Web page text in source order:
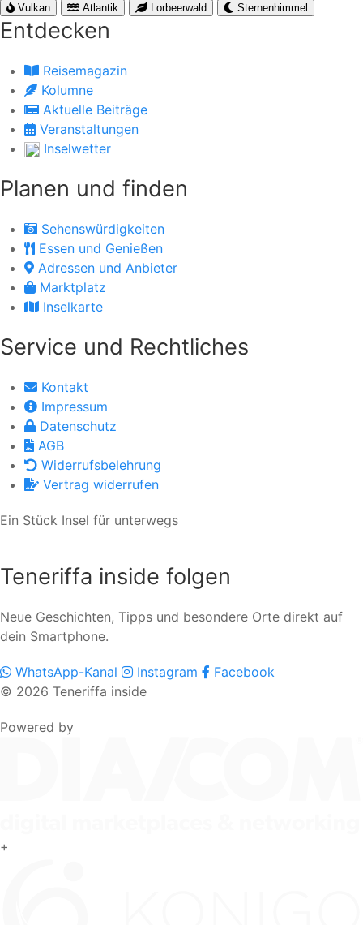
Vulkan Atlantik Lorbeerwald Sternenhimmel
Entdecken
Reisemagazin
Kolumne
Aktuelle Beiträge
Veranstaltungen
Inselwetter
Planen und finden
Sehenswürdigkeiten
Essen und Genießen
Adressen und Anbieter
Marktplatz
Inselkarte
Service und Rechtliches
Kontakt
Impressum
Datenschutz
AGB
Widerrufsbelehrung
Vertrag widerrufen
Ein Stück Insel für unterwegs
Teneriffa inside folgen
Neue Geschichten, Tipps und besondere Orte direkt auf
dein Smartphone.
WhatsApp-Kanal Instagram
Facebook
© 2026 Teneriffa inside
Powered by
+